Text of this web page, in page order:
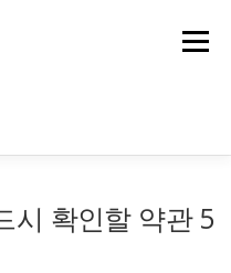
메뉴
시 확인할 약관 5